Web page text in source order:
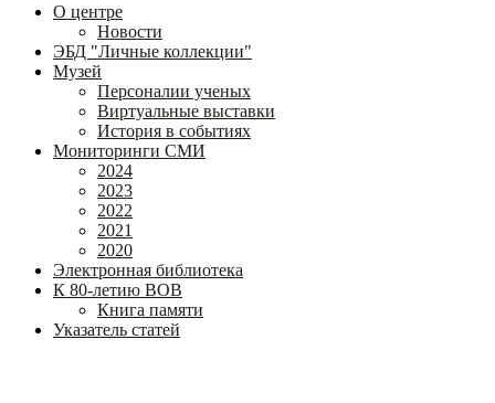
О центре
Новости
ЭБД "Личные коллекции"
Музей
Персоналии ученых
Виртуальные выставки
История в событиях
Мониторинги СМИ
2024
2023
2022
2021
2020
Электронная библиотека
К 80-летию ВОВ
Книга памяти
Указатель статей